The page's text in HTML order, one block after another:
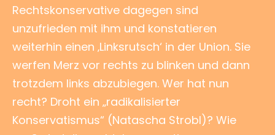
Rechtskonservative dagegen sind
unzufrieden mit ihm und konstatieren
weiterhin einen ‚Linksrutsch‘ in der Union. Sie
werfen Merz vor rechts zu blinken und dann
trotzdem links abzubiegen. Wer hat nun
recht? Droht ein „radikalisierter
Konservatismus“ (Natascha Strobl)? Wie